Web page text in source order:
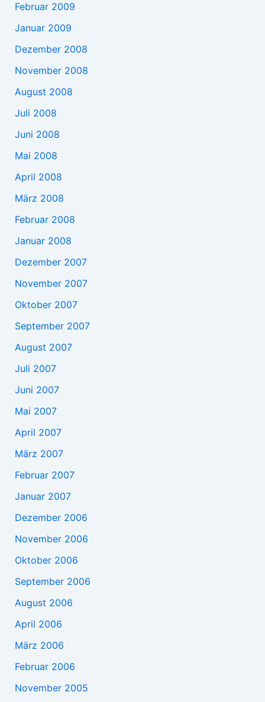
Februar 2009
Januar 2009
Dezember 2008
November 2008
August 2008
Juli 2008
Juni 2008
Mai 2008
April 2008
März 2008
Februar 2008
Januar 2008
Dezember 2007
November 2007
Oktober 2007
September 2007
August 2007
Juli 2007
Juni 2007
Mai 2007
April 2007
März 2007
Februar 2007
Januar 2007
Dezember 2006
November 2006
Oktober 2006
September 2006
August 2006
April 2006
März 2006
Februar 2006
November 2005